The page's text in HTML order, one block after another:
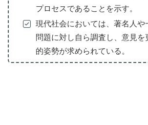
プロセスであることを示す。
現代社会においては、著名人や
問題に対し自ら調査し、意見を
的姿勢が求められている。